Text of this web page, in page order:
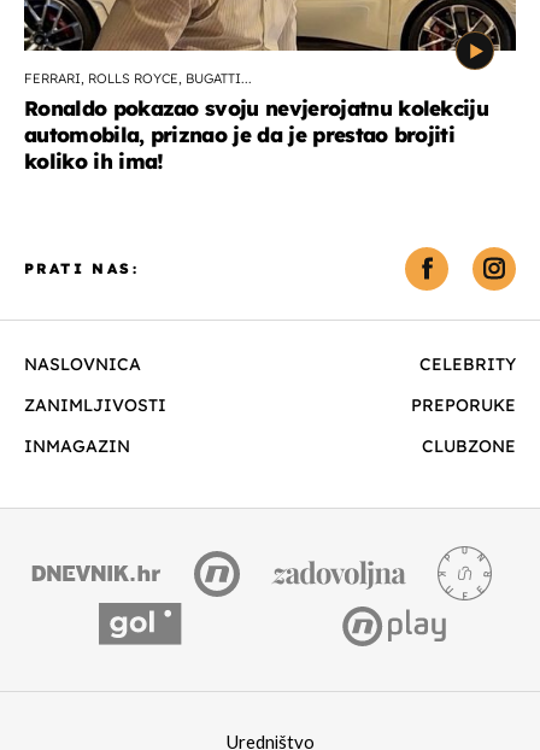
FERRARI, ROLLS ROYCE, BUGATTI...
Ronaldo pokazao svoju nevjerojatnu kolekciju
automobila, priznao je da je prestao brojiti
koliko ih ima!
NASLOVNICA
CELEBRITY
ZANIMLJIVOSTI
PREPORUKE
INMAGAZIN
CLUBZONE
PRATI NAS:
Uredništvo